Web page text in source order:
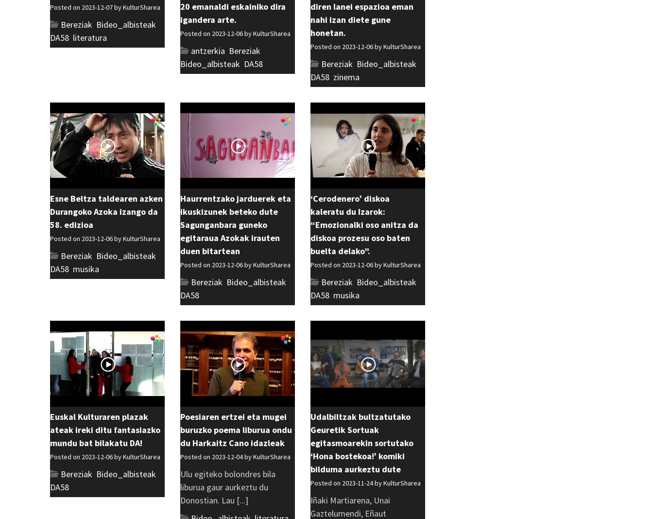
Posted on 2023-12-07 byKulturSharea
Bereziak Bideo_albisteak
DA58 literatura
20 emanaldi eskainiko dira
igandera arte.
Posted on 2023-12-06 byKulturSharea
antzerkia Bereziak
Bideo_albisteak DA58
diren lanei espazioa eman
nahi izan diete gune
honetan.
Posted on 2023-12-06 byKulturSharea
Bereziak Bideo_albisteak
DA58, zinema
Esne Beltza taldearen azken
Durangoko Azoka izango da
58. edizioa
Posted on 2023-12-06 byKulturSharea
Bereziak Bideo_albisteak
DA58 musika
Haurrentzako jarduerek eta
ikuskizunek beteko dute
Sagunganbara guneko
egitaraua Azokak irauten
duen bitartean
Posted on 2023-12-06 byKulturSharea
Bereziak Bideo_albisteak
DA58
‘Cerodenero’ diskoa
kaleratu du Izarok:
“Emozionalki oso anitza da
diskoa prozesu oso baten
buelta delako”.
Posted on 2023-12-06 byKulturSharea
Bereziak Bideo_albisteak
DA58, musika
Euskal Kulturaren plazak
ateak ireki ditu fantasiazko
mundu bat bilakatu DA!
Posted on 2023-12-06 byKulturSharea
Bereziak Bideo_albisteak
DA58
Poesiaren ertzei eta mugei
buruzko poema liburua ondu
du Harkaitz Cano idazleak
Posted on 2023-12-04 byKulturSharea
Ulu egiteko bolondres bila
liburua gaur aurkeztu du
Donostian. Lau [...]
Udalbiltzak bultzatutako
Geuretik Sortuak
egitasmoarekin sortutako
‘Hona bostekoa!’ komiki
bilduma aurkeztu dute
Posted on 2023-11-24 byKulturSharea
Iñaki Martiarena, Unai
Gaztelumendi, Eñaut